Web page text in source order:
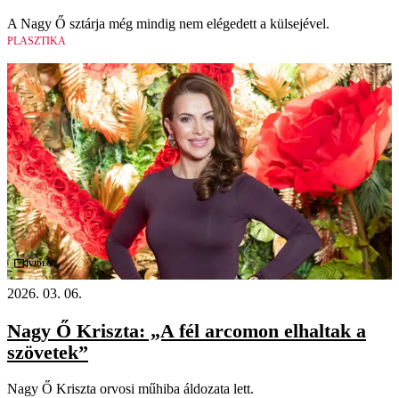
A Nagy Ő sztárja még mindig nem elégedett a külsejével.
PLASZTIKA
Videó
2026. 03. 06.
Nagy Ő Kriszta: „A fél arcomon elhaltak a
szövetek”
Nagy Ő Kriszta orvosi műhiba áldozata lett.